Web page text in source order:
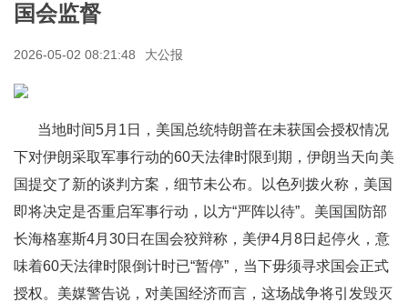
国会监督
2026-05-02 08:21:48 大公报
当地时间5月1日，美国总统特朗普在未获国会授权情况
下对伊朗采取军事行动的60天法律时限到期，伊朗当天向美
国提交了新的谈判方案，细节未公布。以色列拨火称，美国
即将决定是否重启军事行动，以方“严阵以待”。美国国防部
长海格塞斯4月30日在国会狡辩称，美伊4月8日起停火，意
味着60天法律时限倒计时已“暂停”，当下毋须寻求国会正式
授权。美媒警告说，对美国经济而言，这场战争将引发毁灭